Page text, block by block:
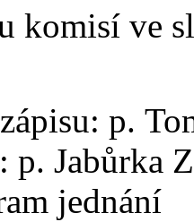
komisí ve
p.
p. Jabůrka
jednání